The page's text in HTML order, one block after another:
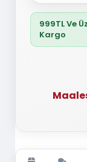
999TL Ve
Kargo